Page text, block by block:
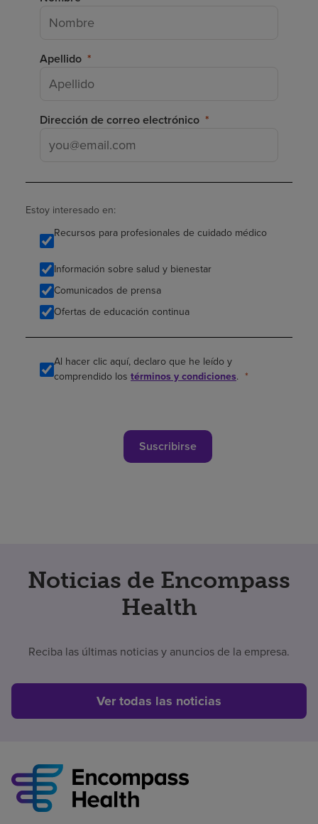
Apellido
Dirección de correo electrónico
Estoy interesado en:
Recursos para profesionales de cuidado médico
Información sobre salud y bienestar
Comunicados de prensa
Ofertas de educación continua
Al hacer clic aquí, declaro que he leído y
comprendido los términos y condiciones.
Suscribirse
Noticias de Encompass
Health
Reciba las últimas noticias y anuncios de la empresa.
Ver todas las noticias